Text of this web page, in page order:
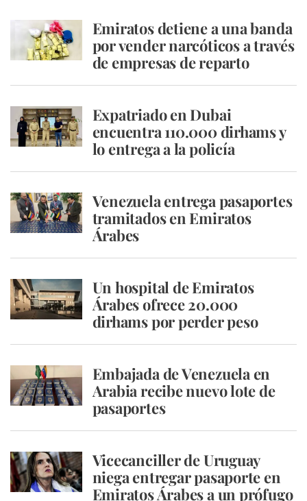
Emiratos detiene a una banda
por vender narcóticos a través
de empresas de reparto
Expatriado en Dubai
encuentra 110.000 dirhams y
lo entrega a la policía
Venezuela entrega pasaportes
tramitados en Emiratos
Árabes
Un hospital de Emiratos
Árabes ofrece 20.000
dirhams por perder peso
Embajada de Venezuela en
Arabia recibe nuevo lote de
pasaportes
Vicecanciller de Uruguay
niega entregar pasaporte en
Emiratos Árabes a un prófugo